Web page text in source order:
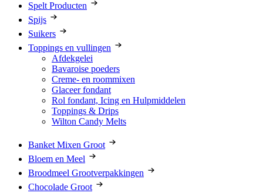
Spelt Producten
Spijs
Suikers
Toppings en vullingen
Afdekgelei
Bavaroise poeders
Creme- en roommixen
Glaceer fondant
Rol fondant, Icing en Hulpmiddelen
Toppings & Drips
Wilton Candy Melts
Banket Mixen Groot
Bloem en Meel
Broodmeel Grootverpakkingen
Chocolade Groot